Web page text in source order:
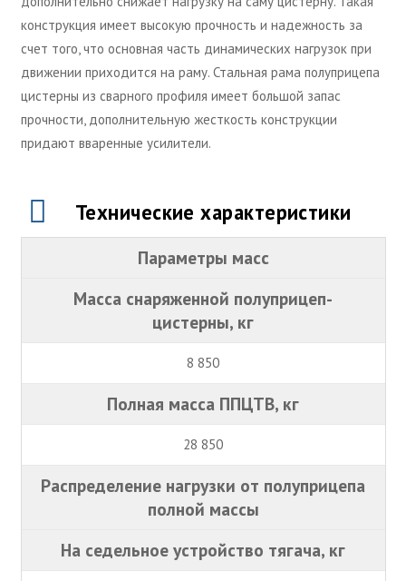
конструкция имеет высокую прочность и надежность за
счет того, что основная часть динамических нагрузок при
движении приходится на раму. Стальная рама полуприцепа
цистерны из сварного профиля имеет большой запас
прочности, дополнительную жесткость конструкции
придают вваренные усилители.
Технические характеристики
Параметры масс
Масса снаряженной полуприцеп-
цистерны, кг
8 850
Полная масса ППЦТВ, кг
28 850
Распределение нагрузки от полуприцепа
полной массы
На седельное устройство тягача, кг